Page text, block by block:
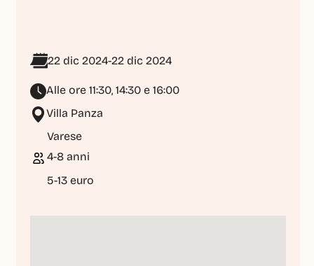
22 dic 2024-22 dic 2024
Alle ore 11:30, 14:30 e 16:00
Villa Panza
Varese
4-8 anni
5-13 euro